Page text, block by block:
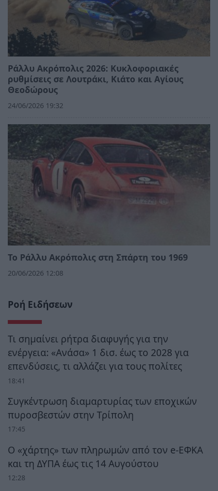
Ράλλυ Ακρόπολις 2026: Κυκλοφοριακές
ρυθμίσεις σε Λουτράκι, Κιάτο και Αγίους
Θεοδώρους
24/06/2026 19:32
Το Ράλλυ Ακρόπολις στη Σπάρτη του 1969
20/06/2026 12:08
Ροή Ειδήσεων
Τι σημαίνει ρήτρα διαφυγής για την
ενέργεια: «Ανάσα» 1 δισ. έως το 2028 για
επενδύσεις, τι αλλάζει για τους πολίτες
18:41
Συγκέντρωση διαμαρτυρίας των εποχικών
πυροσβεστών στην Τρίπολη
17:45
Ο «χάρτης» των πληρωμών από τον e-ΕΦΚΑ
και τη ΔΥΠΑ έως τις 14 Αυγούστου
12:28